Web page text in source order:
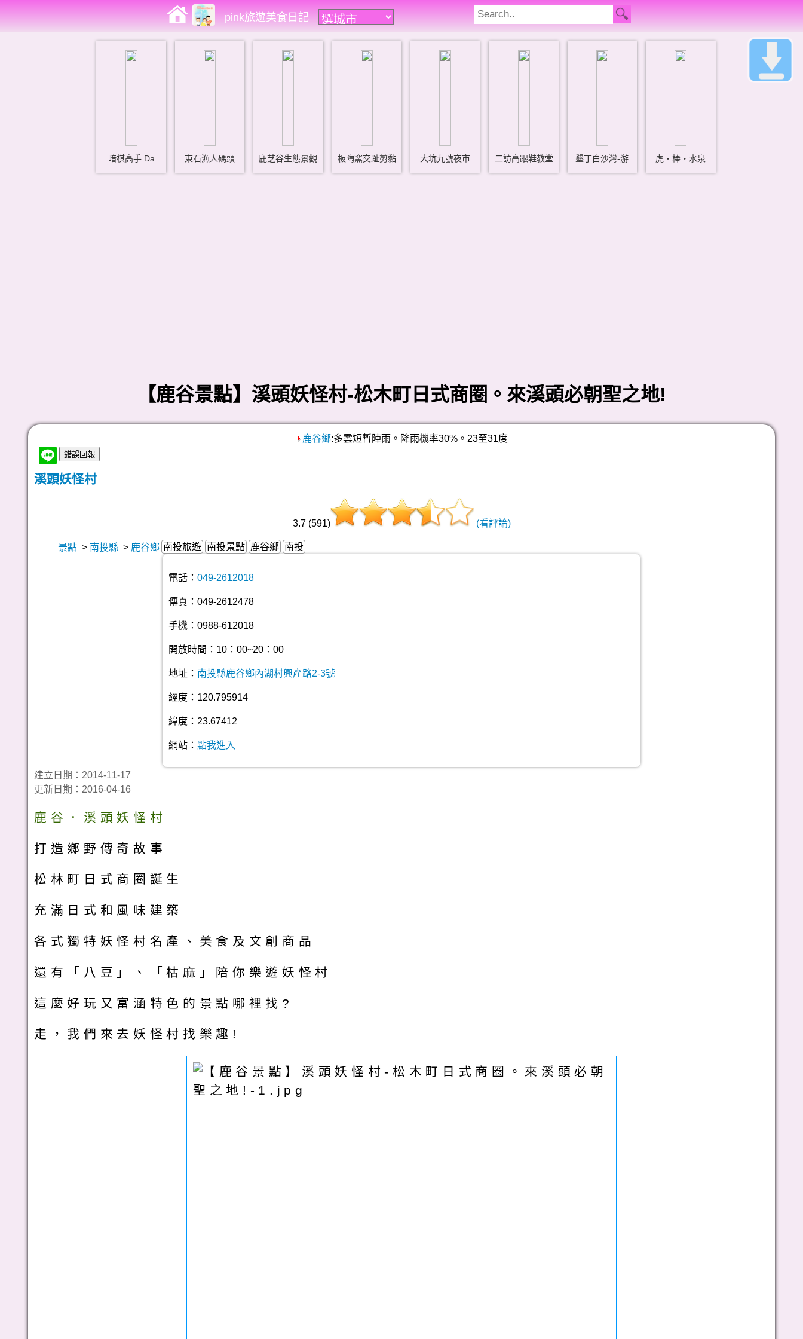
pink旅遊美食日記
暗棋高手 Da 東石漁人碼頭 鹿芝谷生態景觀 板陶窯交趾剪黏 大坑九號夜市 二訪高跟鞋教堂 墾丁白沙灣-游 虎‧棒‧水泉
【鹿谷景點】溪頭妖怪村-松木町日式商圈。來溪頭必朝聖之地!
鹿谷鄉:多雲短暫陣雨。降雨機率30%。23至31度
溪頭妖怪村
3.7 (591) (看評論)
景點 > 南投縣 > 鹿谷鄉 南投旅遊 南投景點 鹿谷鄉 南投
電話： 049-2612018
傳真：049-2612478
手機：0988-612018
開放時間：10：00~20：00
地址： 南投縣鹿谷鄉內湖村興產路2-3號
經度：120.795914
緯度：23.67412
網站： 點我進入
建立日期：2014-11-17
更新日期：2016-04-16
鹿谷．溪頭妖怪村
打造鄉野傳奇故事
松林町日式商圈誕生
充滿日式和風味建築
各式獨特妖怪村名產、美食及文創商品
還有「八豆」、「枯麻」陪你樂遊妖怪村
這麼好玩又富涵特色的景點哪裡找?
走，我們來去妖怪村找樂趣!